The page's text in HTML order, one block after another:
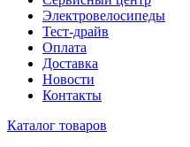
Электровелосипеды
Тест-драйв
Оплата
Доставка
Новости
Контакты
Каталог товаров